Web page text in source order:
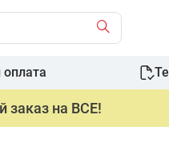
заказ на ВСЕ!